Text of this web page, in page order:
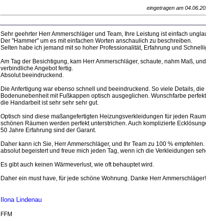
eingetragen am
Sehr geehrter Herr Ammerschläger und Team, Ihre Leistung ist einfach
Der "Hammer" um es mit einfachen Worten anschaulich zu beschreiben.
Selten habe ich jemand mit so hoher Professionalität, Erfahrung und
Am Tag der Besichtigung, kam Herr Ammerschläger, schaute, nahm Maß,
verbindliche Angebot fertig.
Absolut beeindruckend.
Die Anfertigung war ebenso schnell und beeindruckend. So viele Details,
Bodenunebenheit mit Fußkappen optisch ausgeglichen. Wunschfarbe
die Handarbeit ist sehr sehr sehr gut.
Optisch sind diese maßangefertigten Heizungsverkleidungen für jeden
schönen Räumen werden perfekt unterstrichen. Auch komplizierte
50 Jahre Erfahrung sind der Garant.
Daher kann ich Sie, Herr Ammerschläger, und Ihr Team zu 100 %
absolut begeistert und freue mich jeden Tag, wenn ich die Verkleidungen
Es gibt auch keinen Wärmeverlust, wie oft behauptet wird.
Daher ein must have, für jede schöne Wohnung. Danke Herr
Ilona Lindenau
FFM